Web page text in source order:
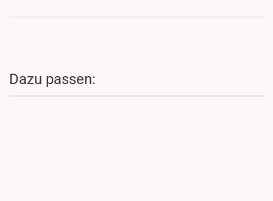
Dazu passen: